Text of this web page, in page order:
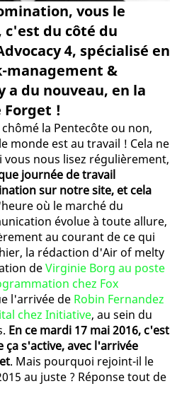
vous le
c'est du côté du
4, spécialisé en
management &
du nouveau, en la
Forget !
la Pentecôte ou non,
monde est au travail ! Cela ne
vous nous lisez régulièrement,
journée de travail
sur notre site, et cela
où le marché du
évolue à toute allure,
au courant de ce qui
la rédaction d'Air of melty
deVirginie Borg au poste
chez Fox
l'arrivée de Robin Fernandez
chez Initiative, au sein du
En ce mardi 17 mai 2016, c'est
ça s'active, avec l'arrivée
. Mais pourquoi rejoint-il le
au juste ? Réponse tout de